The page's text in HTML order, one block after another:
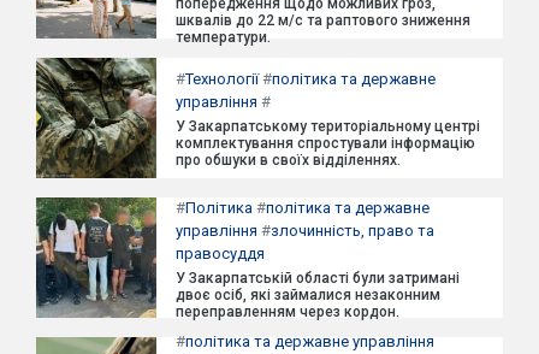
попередження щодо можливих гроз,
шквалів до 22 м/с та раптового зниження
температури.
#Технології#політика та державне
управління #
У Закарпатському територіальному центрі
комплектування спростували інформацію
про обшуки в своїх відділеннях.
#Політика #політика та державне
управління #злочинність, право та
правосуддя
У Закарпатській області були затримані
двоє осіб, які займалися незаконним
переправленням через кордон.
#політика та державне управління